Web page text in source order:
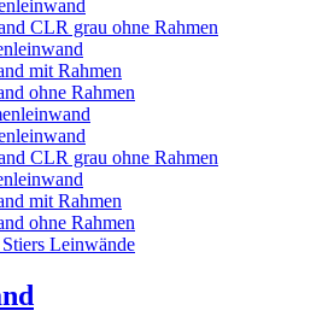
CLR grau ohne Rahmen
mit Rahmen
ohne Rahmen
CLR grau ohne Rahmen
mit Rahmen
ohne Rahmen